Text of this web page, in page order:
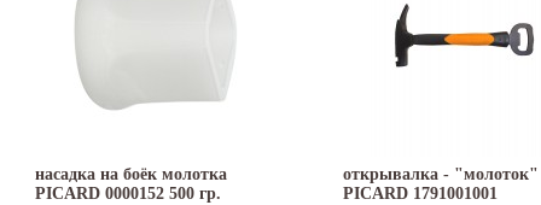
насадка на боёк молотка
PICARD 0000152 500 гр.
открывалка - "молоток"
PICARD 1791001001